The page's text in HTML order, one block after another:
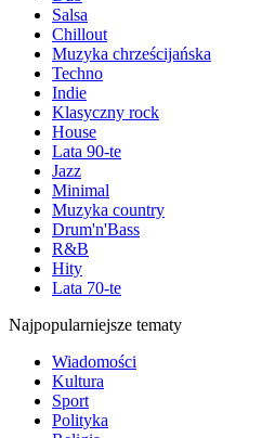
Salsa
Chillout
Muzyka chrześcijańska
Techno
Indie
Klasyczny rock
House
Lata 90-te
Jazz
Minimal
Muzyka country
Drum'n'Bass
R&B
Hity
Lata 70-te
Najpopularniejsze tematy
Wiadomości
Kultura
Sport
Polityka